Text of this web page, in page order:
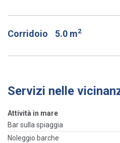
Corridoio 5.0 m2
Servizi nelle
Attività in mare
Bar sulla spiaggia
Noleggio barche